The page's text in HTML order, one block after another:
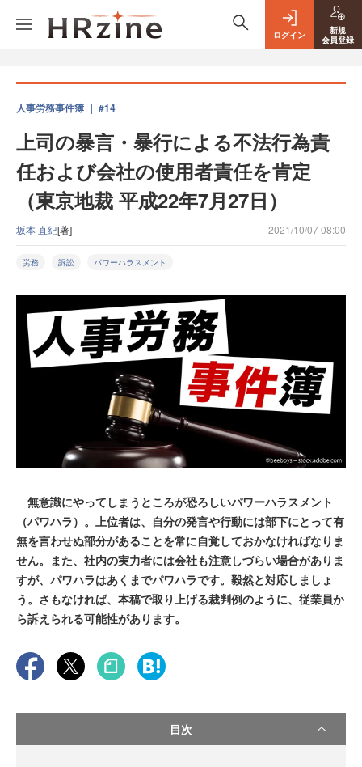
ログイン
新規
会員登録
人事労務事件簿 ｜ #14
上司の暴言・暴行による不法行為責
任および会社の使用者責任を肯定
（東京地裁 平成22年7月27日）
坂本 直紀[著] 2021/10/07 08:00
労務 訴訟 パワーハラスメント
無意識にやってしまうところが恐ろしいパワーハラスメント
（パワハラ）。上位者は、自分の発言や行動には部下にとって有
無を言わせぬ部分があることを常に自覚しておかなければなりま
せん。また、社内の実力者には会社も注意しづらい場合がありま
すが、パワハラはあくまでパワハラです。毅然と対応しましょ
う。さもなければ、本稿で取り上げる裁判例のように、従業員か
ら訴えられる可能性があります。
目次